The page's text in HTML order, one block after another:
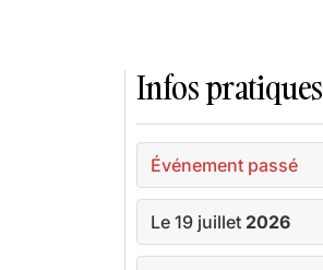
Infos pratiques
Événement passé
Le 19 juillet 2026